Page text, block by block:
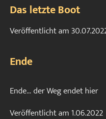
Das letzte Boot
Veröffentlicht am
Ende
Ende… der Weg endet hier
Veröffentlicht am 1.06.2022